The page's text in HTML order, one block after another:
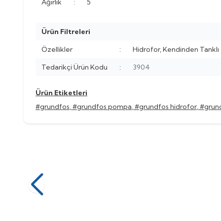
Ağırlık
: 5
Ürün Filtreleri
Özellikler
:
Hidrofor, Kendinden Tanklı
Tedarikçi Ürün Kodu
: 3904
Ürün Etiketleri
#grundfos,#grundfos pompa,#grundfos hidrofor,
Gövdeli Frekans Konventörlü Hidrofor
614.185,55